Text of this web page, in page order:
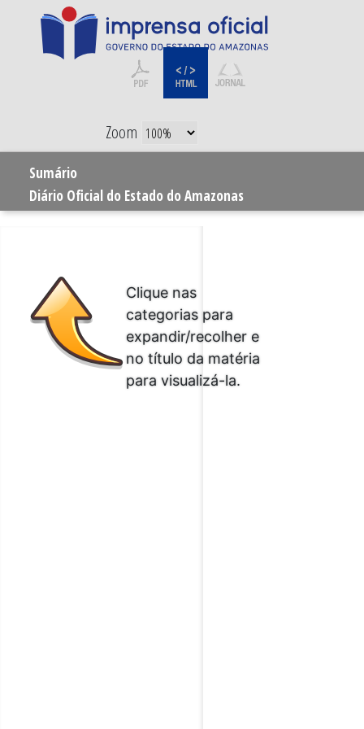
Zoom
Sumário
Diário Oficial do Estado do Amazonas
Clique nas
categorias para
expandir/recolher e
no título da matéria
para visualizá-la.